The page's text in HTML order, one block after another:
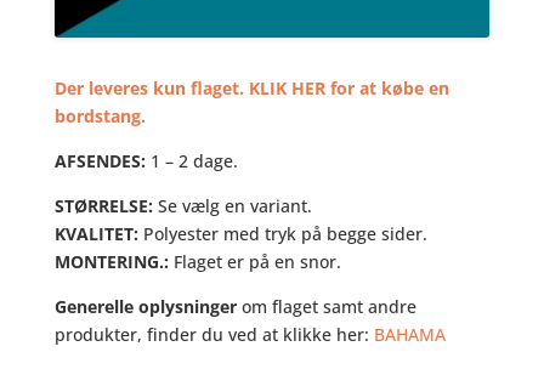
Der leveres kun flaget. KLIK HER for at købe en
bordstang.
AFSENDES: 1 – 2 dage.
STØRRELSE: Se vælg en variant.
KVALITET: Polyester med tryk på begge sider.
MONTERING.: Flaget er på en snor.
Generelle oplysningerom flaget samt andre
produkter, finder du ved at klikke her: BAHAMA